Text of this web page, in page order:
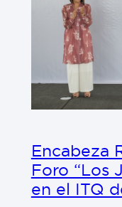
Encabeza
Foro “Los
en el ITQ